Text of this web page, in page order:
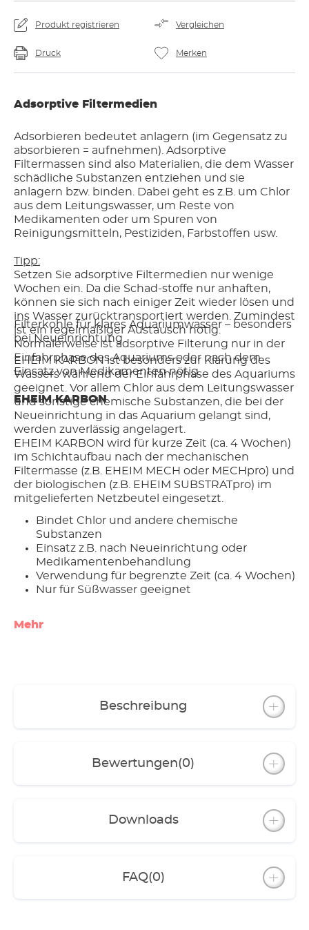
Produkt registrieren Vergleichen
Druck Merken
Adsorptive Filtermedien
Adsorbieren bedeutet anlagern (im Gegensatz zu
absorbieren = aufnehmen). Adsorptive
Filtermassen sind also Materialien, die dem Wasser
schädliche Substanzen entziehen und sie
anlagern bzw. binden. Dabei geht es z.B. um Chlor
aus dem Leitungswasser, um Reste von
Medikamenten oder um Spuren von
Reinigungsmitteln, Pestiziden, Farbstoffen usw.
Tipp:
Setzen Sie adsorptive Filtermedien nur wenige
Wochen ein. Da die Schad-stoffe nur anhaften,
können sie sich nach einiger Zeit wieder lösen und
ins Wasser zurücktransportiert werden. Zumindest
ist ein regelmäßiger Austausch nötig.
Normalerweise ist adsorptive Filterung nur in der
Einfahrphase des Aquariums oder nach dem
Einsatz von Medikamenten nötig.
EHEIM KARBON
Filterkohle für klares Aquariumwasser – besonders
bei Neueinrichtung
EHEIM KARBON ist besonders zur Klärung des
Wassers während der Einfahrphase des Aquariums
geeignet. Vor allem Chlor aus dem Leitungswasser
und sonstige chemische Substanzen, die bei der
Neueinrichtung in das Aquarium gelangt sind,
werden zuverlässig angelagert.
EHEIM KARBON wird für kurze Zeit (ca. 4 Wochen)
im Schichtaufbau nach der mechanischen
Filtermasse (z.B. EHEIM MECH oder MECHpro) und
der biologischen (z.B. EHEIM SUBSTRATpro) im
mitgelieferten Netzbeutel eingesetzt.
Bindet Chlor und andere chemische
Substanzen
Einsatz z.B. nach Neueinrichtung oder
Medikamentenbehandlung
Verwendung für begrenzte Zeit (ca. 4 Wochen)
Nur für Süßwasser geeignet
Mehr
Beschreibung
Bewertungen(0)
Downloads
FAQ(0)